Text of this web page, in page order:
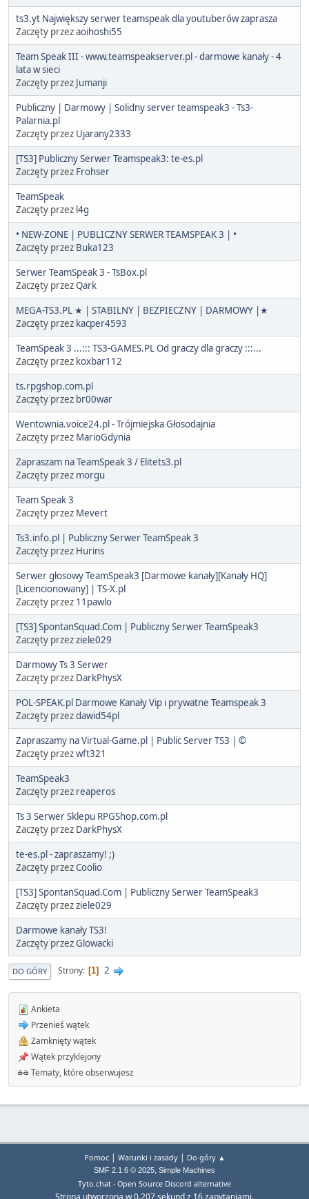
ts3.yt Największy serwer teamspeak dla youtuberów zaprasza
Zaczęty przezaoihoshi55
Team Speak III - www.teamspeakserver.pl - darmowe kanały - 4
lata w sieci
Zaczęty przez Jumanji
Publiczny | Darmowy | Solidny server teamspeak3 - Ts3-
Palarnia.pl
Zaczęty przez Ujarany2333
[TS3] Publiczny Serwer Teamspeak3: te-es.pl
Zaczęty przez Frohser
TeamSpeak
Zaczęty przez l4g
• NEW-ZONE | PUBLICZNY SERWER TEAMSPEAK 3 | •
Zaczęty przez Buka123
Serwer TeamSpeak 3 - TsBox.pl
Zaczęty przezQark
MEGA-TS3.PL ★ | STABILNY | BEZPIECZNY | DARMOWY |★
Zaczęty przez kacper4593
TeamSpeak 3 ...::: TS3-GAMES.PL Od graczy dla graczy :::...
Zaczęty przez koxbar112
ts.rpgshop.com.pl
Zaczęty przez br00war
Wentownia.voice24.pl - Trójmiejska Głosodajnia
Zaczęty przez MarioGdynia
Zapraszam na TeamSpeak 3 / Elitets3.pl
Zaczęty przez morgu
Team Speak 3
Zaczęty przez Mevert
Ts3.info.pl | Publiczny Serwer TeamSpeak 3
Zaczęty przez Hurins
Serwer głosowy TeamSpeak3 [Darmowe kanały][Kanały HQ]
[Licencionowany] | TS-X.pl
Zaczęty przez 11pawlo
[TS3] SpontanSquad.Com | Publiczny Serwer TeamSpeak3
Zaczęty przezziele029
Darmowy Ts 3 Serwer
Zaczęty przez DarkPhysX
POL-SPEAK.pl Darmowe Kanały Vip i prywatne Teamspeak 3
Zaczęty przezdawid54pl
Zapraszamy na Virtual-Game.pl | Public Server TS3 | ©
Zaczęty przezwft321
TeamSpeak3
Zaczęty przez reaperos
Ts 3 Serwer Sklepu RPGShop.com.pl
Zaczęty przez DarkPhysX
te-es.pl - zapraszamy! ;)
Zaczęty przezCoolio
[TS3] SpontanSquad.Com | Publiczny Serwer TeamSpeak3
Zaczęty przezziele029
Darmowe kanały TS3!
Zaczęty przezGlowacki
DO GÓRY Strony 1 2
Ankieta
Przenieś wątek
Zamknięty wątek
Wątek przyklejony
Tematy, które obserwujesz
Pomoc| Warunki i zasady| Do góry ▲
SMF 2.1.6 © 2025, Simple Machines
Tyto.chat - Open Source Discord alternative
Strona utworzona w 0.207 sekund z 16 zapytaniami.